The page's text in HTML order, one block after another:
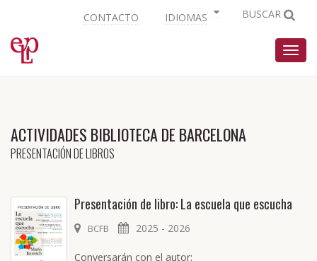
CONTACTO IDIOMAS BUSCAR
ACTIVIDADES BIBLIOTECA DE BARCELONA
PRESENTACIÓN DE LIBROS
Presentación de libro: La escuela que escucha
BCFB 2025 - 2026
Conversarán con el autor: